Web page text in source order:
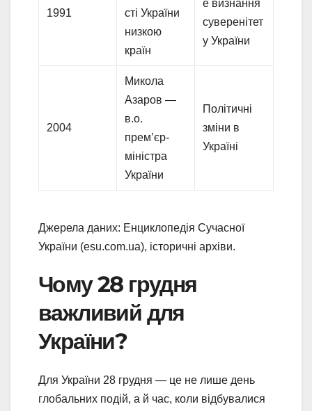
1991
сті України
низкою
країн
е визнання
суверенітет
у України
2004
Микола
Азаров —
в.о.
прем’єр-
міністра
України
Політичні
зміни в
Україні
Джерела даних: Енциклопедія Сучасної
України (esu.com.ua), історичні архіви.
Чому 28 грудня
важливий для
України?
Для України 28 грудня — це не лише день
глобальних подій, а й час, коли відбувалися